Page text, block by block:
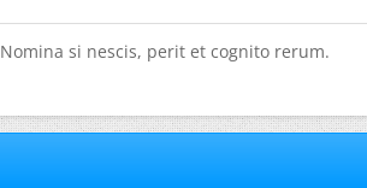
Nomina si nescis, perit et cognito rerum.